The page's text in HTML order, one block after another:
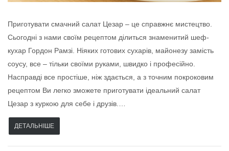
Приготувати смачний салат Цезар – це справжнє мистецтво.
Сьогодні з нами своїм рецептом ділиться знаменитий шеф-
кухар Гордон Рамзі. Ніяких готових сухарів, майонезу замість
соусу, все – тільки своїми руками, швидко і професійно.
Насправді все простіше, ніж здається, а з точним покроковим
рецептом Ви легко зможете приготувати ідеальний салат
Цезар з куркою для себе і друзів.…
ДЕТАЛЬНІШЕ